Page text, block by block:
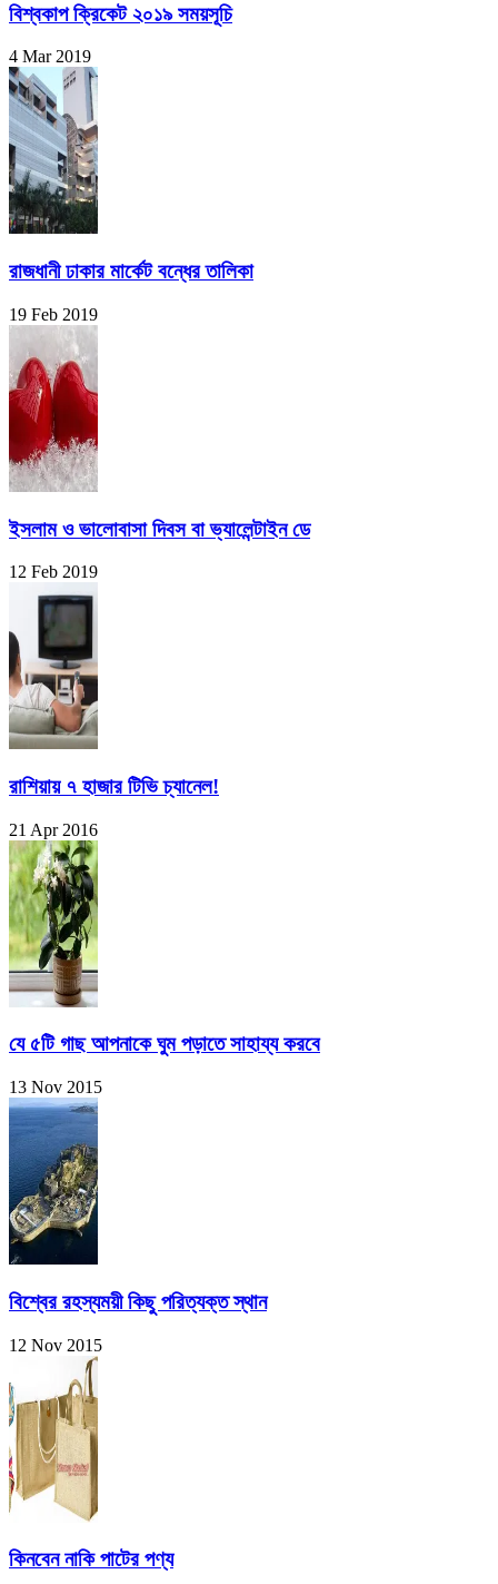
বিশ্বকাপ ক্রিকেট ২০১৯ সময়সূচি
4 Mar 2019
রাজধানী ঢাকার মার্কেট বন্ধের তালিকা
19 Feb 2019
ইসলাম ও ভালোবাসা দিবস বা ভ্যালেন্টাইন ডে
12 Feb 2019
রাশিয়ায় ৭ হাজার টিভি চ্যানেল!
21 Apr 2016
যে ৫টি গাছ আপনাকে ঘুম পড়াতে সাহায্য করবে
13 Nov 2015
বিশ্বের রহস্যময়ী কিছু পরিত্যক্ত স্থান
12 Nov 2015
কিনবেন নাকি পাটের পণ্য